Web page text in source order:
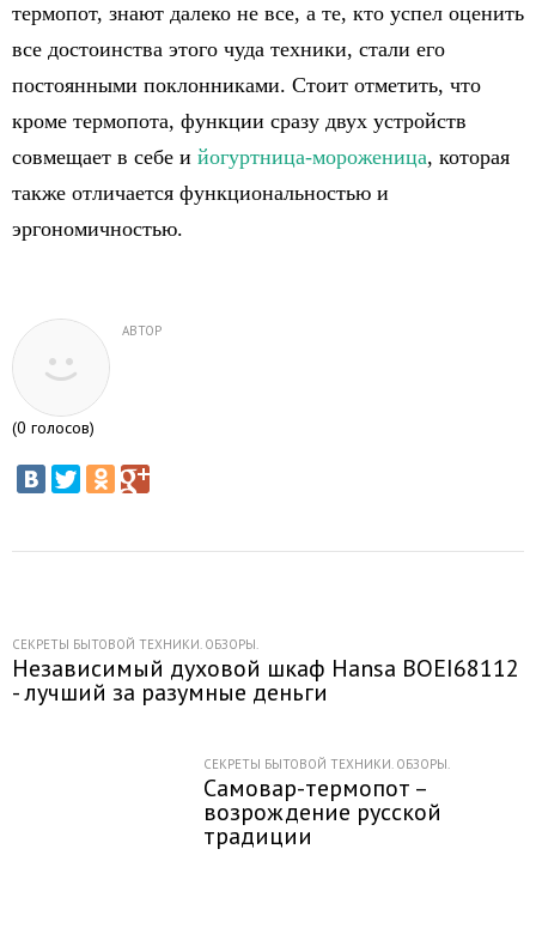
термопот, знают далеко не все, а те, кто успел оценить
все достоинства этого чуда техники, стали его
постоянными поклонниками. Стоит отметить, что
кроме термопота, функции сразу двух устройств
совмещает в себе и йогуртница-мороженица, которая
также отличается функциональностью и
эргономичностью.
АВТОР
(0 голосов)
СЕКРЕТЫ БЫТОВОЙ ТЕХНИКИ. ОБЗОРЫ.
Независимый духовой шкаф Hansa BOEI68112
- лучший за разумные деньги
СЕКРЕТЫ БЫТОВОЙ ТЕХНИКИ. ОБЗОРЫ.
Самовар-термопот –
возрождение русской
традиции